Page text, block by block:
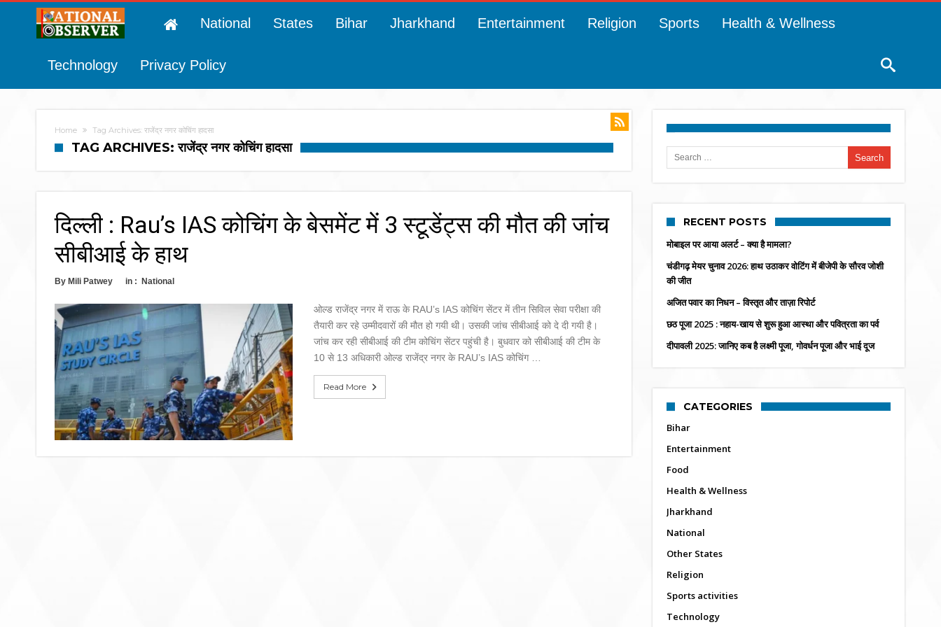
National States Bihar Jharkhand Entertainment Religion Sports Health & Wellness
Technology Privacy Policy
Home Tag Archives: राजेंद्र नगर कोचिंग हादसा
TAG ARCHIVES: राजेंद्र नगर कोचिंग हादसा
दिल्ली : Rau’s IAS कोचिंग के बेसमेंट में 3 स्टूडेंट्स की मौत की जांच
सीबीआई के हाथ
By Mili Patwey in : National
ओल्ड राजेंद्र नगर में राऊ के RAU’s IAS कोचिंग सेंटर में तीन सिविल सेवा परीक्षा की
तैयारी कर रहे उम्मीदवारों की मौत हो गयी थी। उसकी जांच सीबीआई को दे दी गयी है।
जांच कर रही सीबीआई की टीम कोचिंग सेंटर पहुंची है। बुधवार को सीबीआई की टीम के
10 से 13 अधिकारी ओल्ड राजेंद्र नगर के RAU’s IAS कोचिंग …
Read More
Search for:
RECENT POSTS
मोबाइल पर आया अलर्ट – क्या है मामला?
चंडीगढ़ मेयर चुनाव 2026: हाथ उठाकर वोटिंग में बीजेपी के सौरव जोशी
की जीत
अजित पवार का निधन – विस्तृत और ताज़ा रिपोर्ट
छठ पूजा 2025 : नहाय-खाय से शुरू हुआ आस्था और पवित्रता का पर्व
दीपावली 2025: जानिए कब है लक्ष्मी पूजा, गोवर्धन पूजा और भाई दूज
CATEGORIES
Bihar
Entertainment
Food
Health & Wellness
Jharkhand
National
Other States
Religion
Sports activities
Technology